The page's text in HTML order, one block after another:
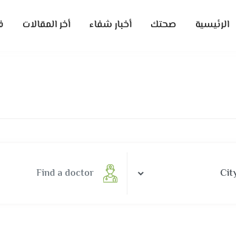
الرئيسية صحتك أخبار شفاء أخر المقالات